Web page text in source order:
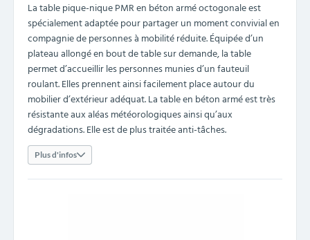
La table pique-nique PMR en béton armé octogonale est
spécialement adaptée pour partager un moment convivial en
compagnie de personnes à mobilité réduite. Équipée d’un
plateau allongé en bout de table sur demande, la table
permet d’accueillir les personnes munies d’un fauteuil
roulant. Elles prennent ainsi facilement place autour du
mobilier d’extérieur adéquat. La table en béton armé est très
résistante aux aléas météorologiques ainsi qu’aux
dégradations. Elle est de plus traitée anti-tâches.
Plus d'infos